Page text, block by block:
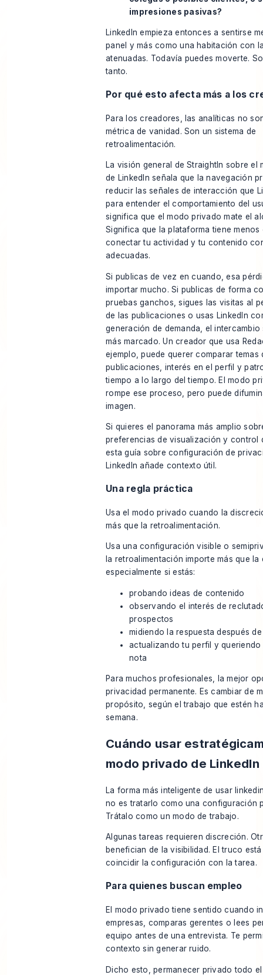
impresiones pasivas?
LinkedIn empieza entonces a sentirse
panel y más como una habitación con
atenuadas. Todavía puedes moverte.
tanto.
Por qué esto afecta más a los
Para los creadores, las analíticas no
métrica de vanidad. Son un sistema de
retroalimentación.
La visión general de StraightIn sobre el
de LinkedIn señala que la navegación
reducir las señales de interacción que
para entender el comportamiento del
significa que el modo privado mate el
Significa que la plataforma tiene
conectar tu actividad y tu contenido
adecuadas.
Si publicas de vez en cuando, esa
importar mucho. Si publicas de forma
pruebas ganchos, sigues las visitas al
de las publicaciones o usas LinkedIn
generación de demanda, el intercambio
más marcado. Un creador que usa
ejemplo, puede querer comparar temas
publicaciones, interés en el perfil y
tiempo a lo largo del tiempo. El modo
rompe ese proceso, pero puede
imagen.
Si quieres el panorama más amplio
preferencias de visualización y control
esta guía sobreconfiguración de
LinkedIn añade contexto útil.
Una regla práctica
Usa el modo privado cuando la
más que la retroalimentación.
Usa una configuración visible o
la retroalimentación importe más que
especialmente si estás:
probando ideas de contenido
observando el interés de
prospectos
midiendo la respuesta después
actualizando tu perfil y
nota
Para muchos profesionales, la mejor
privacidad permanente. Es cambiar de
propósito, según el trabajo que estén
semana.
Cuándo usar
modo privado de LinkedIn
La forma más inteligente de usar
no es tratarlo como una configuración
Trátalo como un modo de trabajo.
Algunas tareas requieren discreción.
benefician de la visibilidad. El truco
coincidir la configuración con la tarea.
Para quienes buscan empleo
El modo privado tiene sentido cuando
empresas, comparas gerentes o lees
equipo antes de una entrevista. Te
contexto sin generar ruido.
Dicho esto, permanecer privado todo